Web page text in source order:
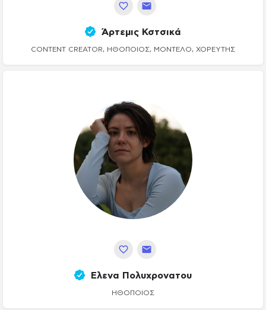
Άρτεμις Κστσικά
CONTENT CREATOR, ΗΘΟΠΟΙΌΣ, ΜΟΝΤΈΛΟ, ΧΟΡΕΥΤΉΣ
Ελενα Πολυχρονατου
ΗΘΟΠΟΙΌΣ